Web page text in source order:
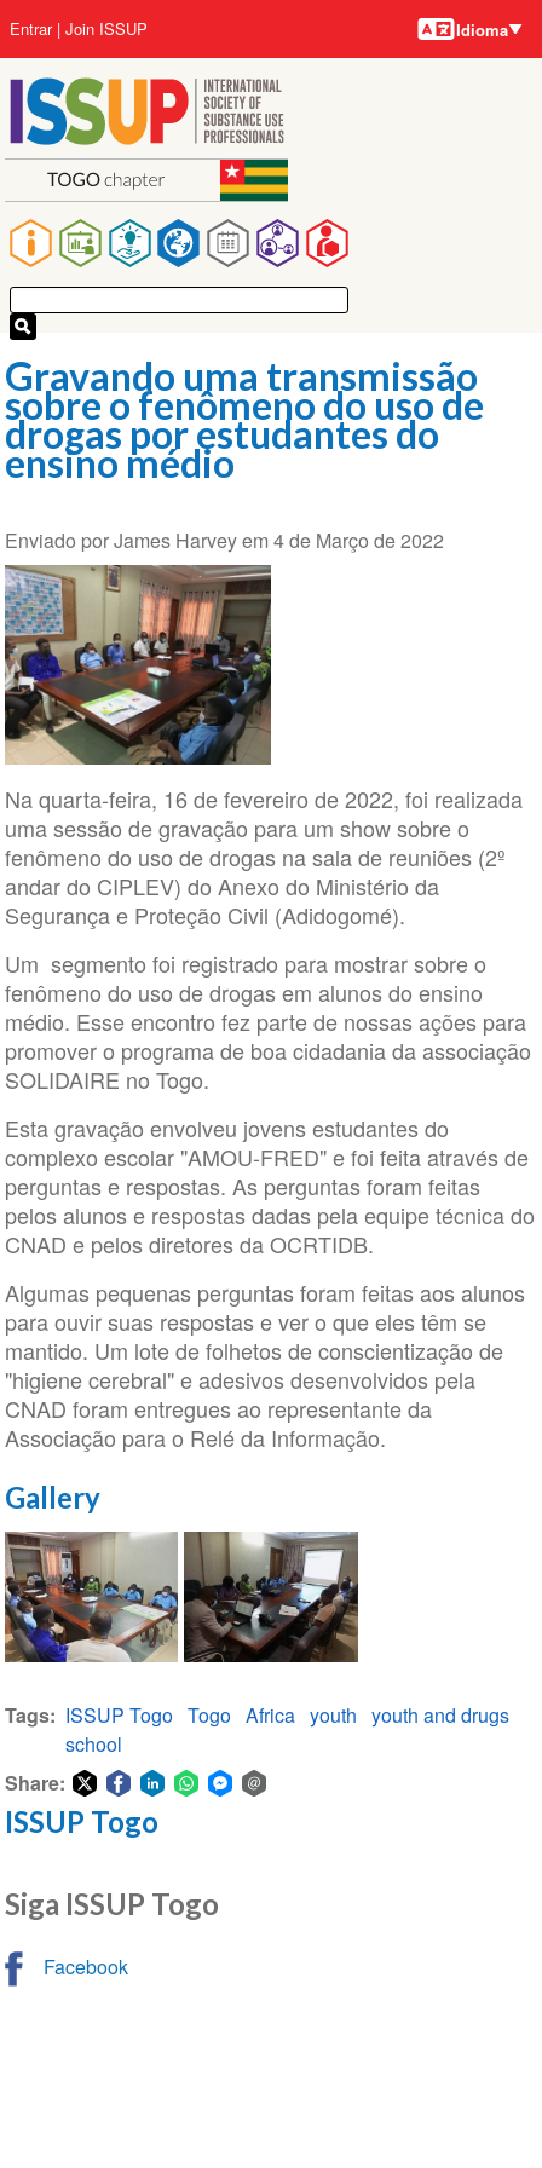
para
conteúdo
principal
Main
navigation
User
account
menu
Entrar Join ISSUP Idiomas
Idioma
Gravando uma transmissão
sobre o fenômeno do uso de
drogas por estudantes do
ensino médio
Enviado porJames Harveyem 4 de Março de 2022
Na quarta-feira, 16 de fevereiro de 2022, foi realizada
uma sessão de gravação para um show sobre o
fenômeno do uso de drogas na sala de reuniões (2º
andar do CIPLEV) do Anexo do Ministério da
Segurança e Proteção Civil (Adidogomé).
Um segmento foi registrado para mostrar sobre o
fenômeno do uso de drogas em alunos do ensino
médio. Esse encontro fez parte de nossas ações para
promover o programa de boa cidadania da associação
SOLIDAIRE no Togo.
Esta gravação envolveu jovens estudantes do
complexo escolar "AMOU-FRED" e foi feita através de
perguntas e respostas. As perguntas foram feitas
pelos alunos e respostas dadas pela equipe técnica do
CNAD e pelos diretores da OCRTIDB.
Algumas pequenas perguntas foram feitas aos alunos
para ouvir suas respostas e ver o que eles têm se
mantido. Um lote de folhetos de conscientização de
"higiene cerebral" e adesivos desenvolvidos pela
CNAD foram entregues ao representante da
Associação para o Relé da Informação.
Gallery
Togo
Tags
ISSUP Togo Togo Africa youth youth and drugs
school
Share:
ShareShareShare
Messenger
ISSUP Togo
Siga ISSUP Togo
Facebook